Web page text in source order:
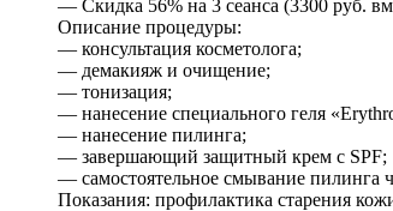
— Скидка 56% на 3 сеанса (3300 руб.
Описание процедуры:
— консультация косметолога;
— демакияж и очищение;
— тонизация;
— нанесение специального геля
— нанесение пилинга;
— завершающий защитный крем с SPF;
— самостоятельное смывание пилинга
Показания: профилактика старения